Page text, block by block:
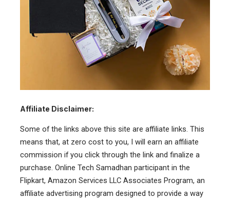
Affiliate Disclaimer:
Some of the links above this site are affiliate links. This
means that, at zero cost to you, I will earn an affiliate
commission if you click through the link and finalize a
purchase. Online Tech Samadhan participant in the
Flipkart, Amazon Services LLC Associates Program, an
affiliate advertising program designed to provide a way